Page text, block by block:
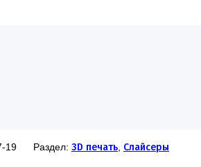
19 Раздел: 3D печать Слайсеры